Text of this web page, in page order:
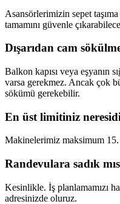
Asansörlerimizin sepet
tamamını güvenle
Dışarıdan cam
Balkon kapısı veya eşyanın
varsa gerekmez. Ancak çok
sökümü gerekebilir.
En üst limitiniz
Makinelerimiz maksimum
Randevulara sadık
Kesinlikle. İş planlamamızı
adresinizde oluruz.